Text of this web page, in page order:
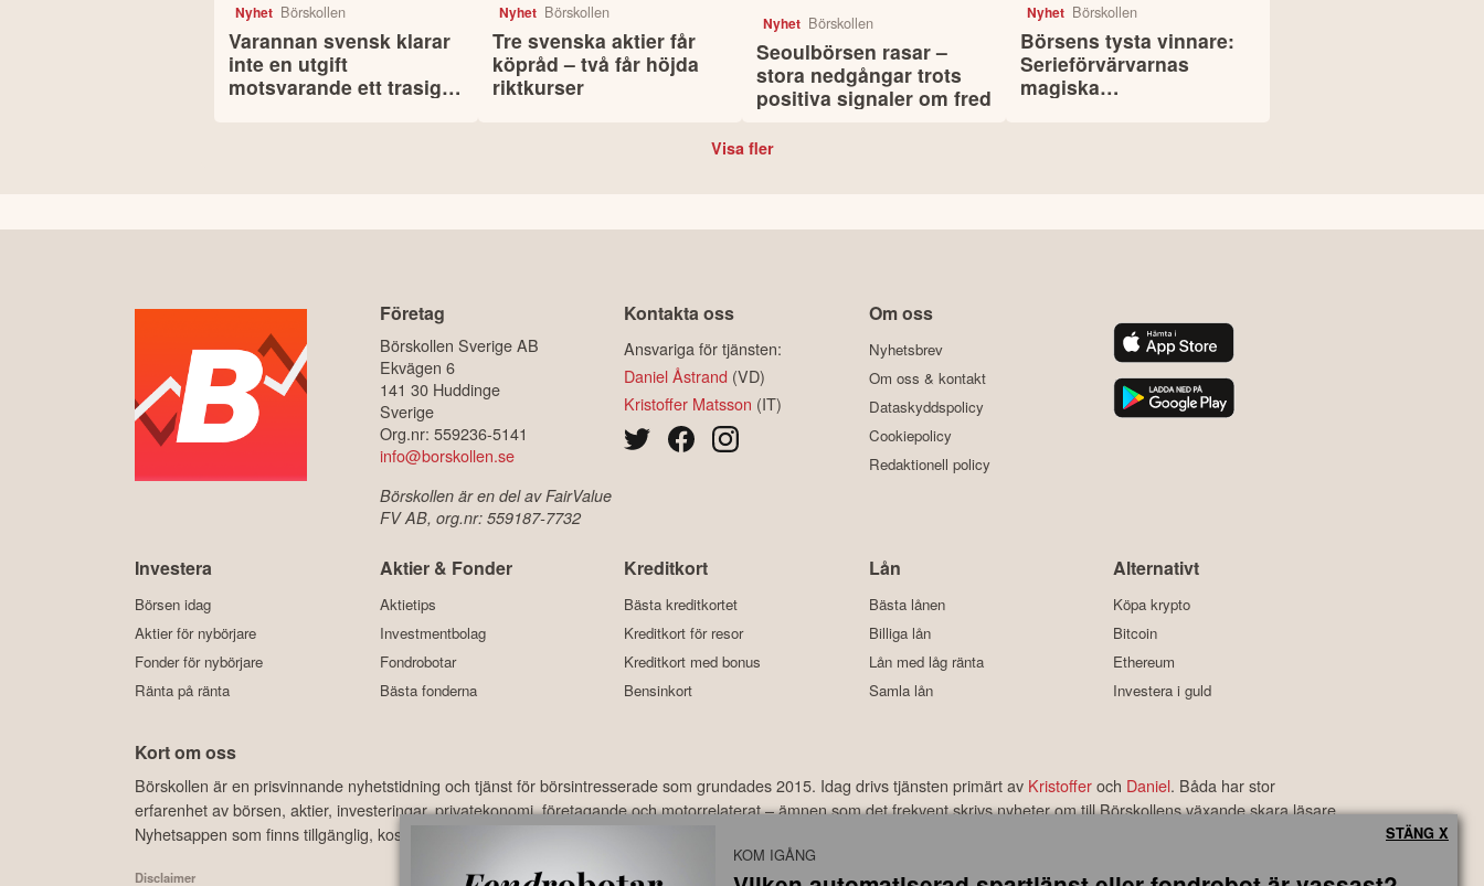
Nyhet Börskollen
Varannan svensk klarar
inte en utgift
motsvarande ett trasigt
Nyhet Börskollen
Tre svenska aktier får
köpråd – två får höjda
riktkurser
Nyhet Börskollen
Seoulbörsen rasar –
stora nedgångar trots
positiva signaler om fred
Nyhet Börskollen
Börsens tysta vinnare:
Serieförvärvarnas
magiska
Visa fler
Företag
Börskollen Sverige AB
Ekvägen 6
141 30 Huddinge
Sverige
Org.nr: 559236-5141
info@borskollen.se
Börskollen är en del av FairValue
FV AB, org.nr: 559187-7732
Kontakta oss
Ansvariga för tjänsten:
Daniel Åstrand (VD)
Kristoffer Matsson (IT)
Om oss
Nyhetsbrev
Om oss & kontakt
Dataskyddspolicy
Cookiepolicy
Redaktionell policy
Investera
Börsen idag
Aktier för nybörjare
Fonder för nybörjare
Ränta på ränta
Aktier & Fonder
Aktietips
Investmentbolag
Fondrobotar
Bästa fonderna
Kreditkort
Bästa kreditkortet
Kreditkort för resor
Kreditkort med bonus
Bensinkort
Lån
Bästa lånen
Billiga lån
Lån med låg ränta
Samla lån
Alternativt
Köpa krypto
Bitcoin
Ethereum
Investera i guld
Kort om oss
Börskollen är en prisvinnande nyhetstidning och tjänst för börsintresserade som grundades 2015. Idag drivs tjänsten primärt av Kristofferoch Daniel. Båda har stor
erfarenhet av börsen, aktier, investeringar, privatekonomi, företagande och motorrelaterat – ämnen som det frekvent skrivs nyheter om till Börskollens växande skara läsare.
Nyhetsappen som finns tillgänglig, kostnadsfritt, har under åren laddats ner hundratusentals gånger och med ett användarbetyg som är bland de bästa i branschen.
Disclaimer
KOM IGÅNG
STÄNG X